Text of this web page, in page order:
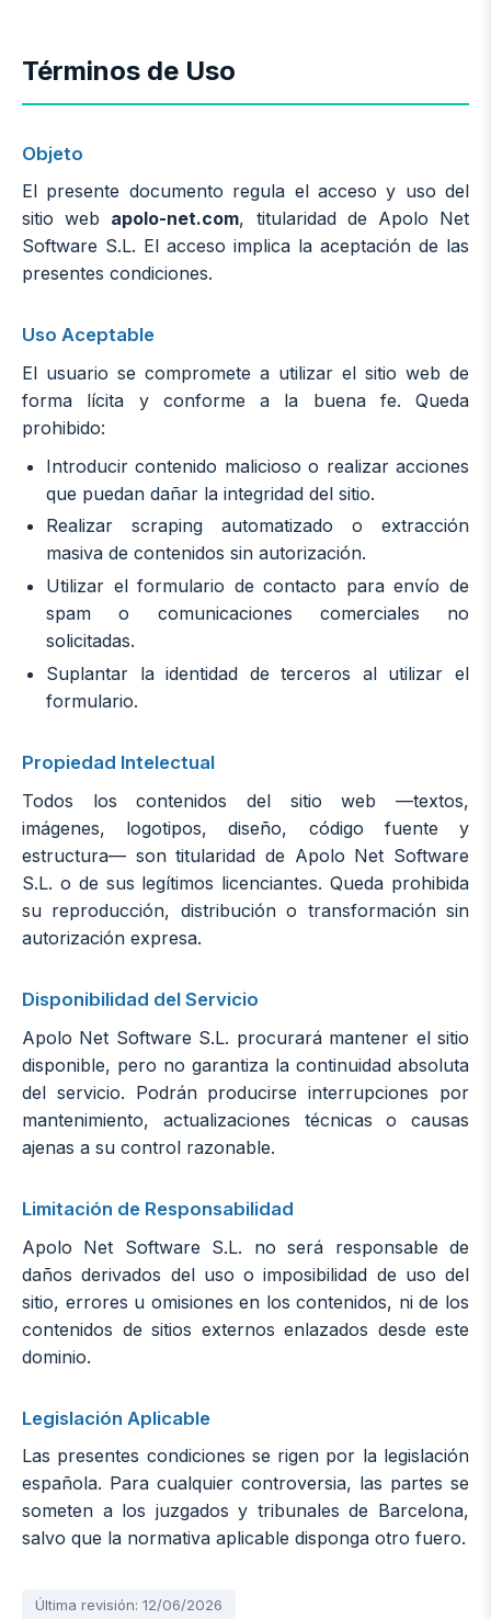
Términos de Uso
Objeto
El presente documento regula el acceso y uso del
sitio web apolo-net.com, titularidad de Apolo Net
Software S.L. El acceso implica la aceptación de las
presentes condiciones.
Uso Aceptable
El usuario se compromete a utilizar el sitio web de
forma lícita y conforme a la buena fe. Queda
prohibido:
Introducir contenido malicioso o realizar acciones
que puedan dañar la integridad del sitio.
Realizar scraping automatizado o extracción
masiva de contenidos sin autorización.
Utilizar el formulario de contacto para envío de
spam o comunicaciones comerciales no
solicitadas.
Suplantar la identidad de terceros al utilizar el
formulario.
Propiedad Intelectual
Todos los contenidos del sitio web —textos,
imágenes, logotipos, diseño, código fuente y
estructura— son titularidad de Apolo Net Software
S.L. o de sus legítimos licenciantes. Queda prohibida
su reproducción, distribución o transformación sin
autorización expresa.
Disponibilidad del Servicio
Apolo Net Software S.L. procurará mantener el sitio
disponible, pero no garantiza la continuidad absoluta
del servicio. Podrán producirse interrupciones por
mantenimiento, actualizaciones técnicas o causas
ajenas a su control razonable.
Limitación de Responsabilidad
Apolo Net Software S.L. no será responsable de
daños derivados del uso o imposibilidad de uso del
sitio, errores u omisiones en los contenidos, ni de los
contenidos de sitios externos enlazados desde este
dominio.
Legislación Aplicable
Las presentes condiciones se rigen por la legislación
española. Para cualquier controversia, las partes se
someten a los juzgados y tribunales de Barcelona,
salvo que la normativa aplicable disponga otro fuero.
Última revisión: 12/06/2026